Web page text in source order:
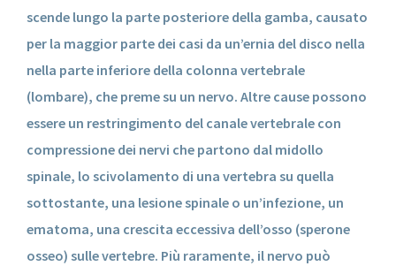
scende lungo la parte posteriore della gamba, causato
per la maggior parte dei casi da un’ernia del disco nella
nella parte inferiore della colonna vertebrale
(lombare), che preme su un nervo. Altre cause possono
essere un restringimento del canale vertebrale con
compressione dei nervi che partono dal midollo
spinale, lo scivolamento di una vertebra su quella
sottostante, una lesione spinale o un’infezione, un
ematoma, una crescita eccessiva dell’osso (sperone
osseo) sulle vertebre. Più raramente, il nervo può